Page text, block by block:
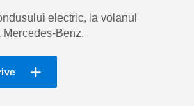
electric, la volanul
Benz.